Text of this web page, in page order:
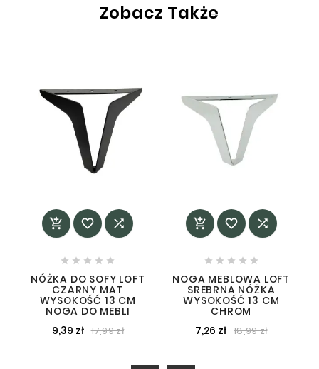
Zobacz Także
  
    
NÓŻKA DO SOFY LOFT
CZARNY MAT
WYSOKOŚĆ 13 CM
NOGA DO MEBLI
9,39 zł 17,99 zł
  
    
NOGA MEBLOWA LOFT
SREBRNA NÓŻKA
WYSOKOŚĆ 13 CM
CHROM
7,26 zł 18,99 zł